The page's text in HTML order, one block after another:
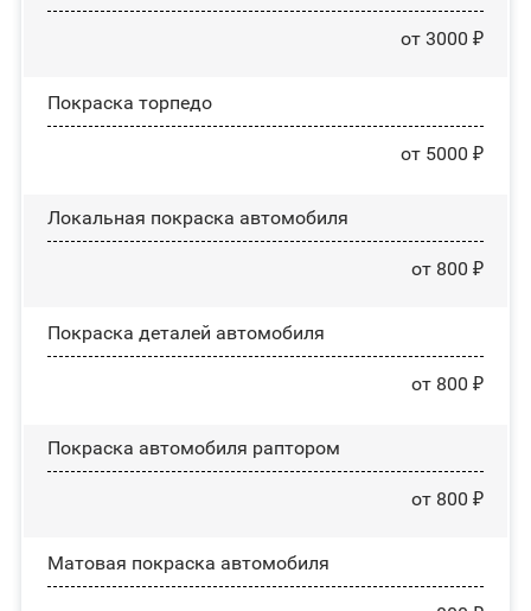
от 3000 ₽
Покраска торпедо
от 5000 ₽
Локальная покраска автомобиля
от 800 ₽
Покраска деталей автомобиля
от 800 ₽
Покраска автомобиля раптором
от 800 ₽
Матовая покраска автомобиля